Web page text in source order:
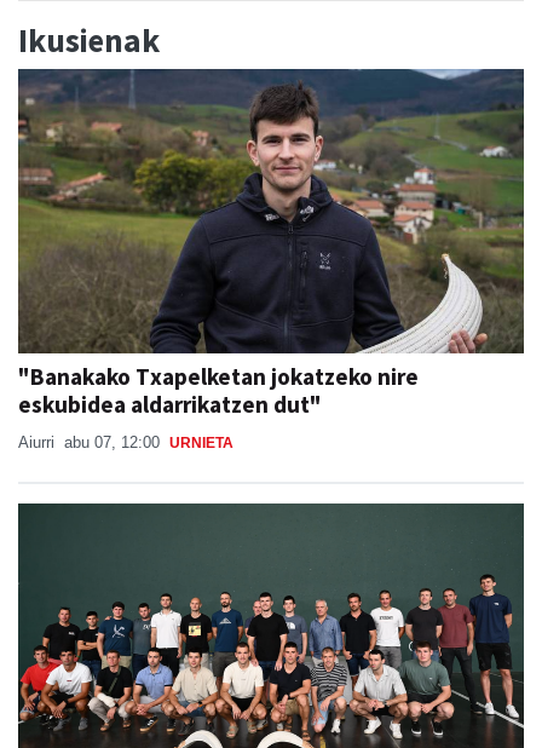
Ikusienak
"Banakako Txapelketan jokatzeko nire
eskubidea aldarrikatzen dut"
Aiurri abu 07, 12:00 URNIETA